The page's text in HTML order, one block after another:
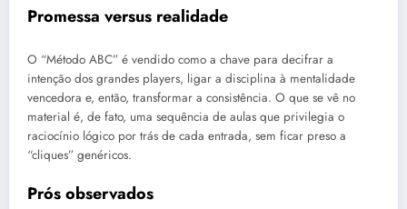
Promessa versus realidade
O “Método ABC” é vendido como a chave para decifrar a
intenção dos grandes players, ligar a disciplina à mentalidade
vencedora e, então, transformar a consistência. O que se vê no
material é, de fato, uma sequência de aulas que privilegia o
raciocínio lógico por trás de cada entrada, sem ficar preso a
“cliques” genéricos.
Prós observados